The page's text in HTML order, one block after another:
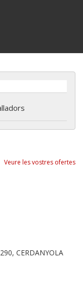
Veure les vostres ofertes
CERDANYOLA